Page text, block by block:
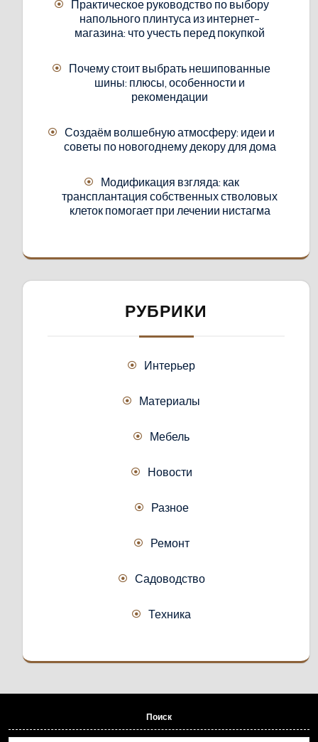
Практическое руководство по выбору
напольного плинтуса из интернет-
магазина: что учесть перед покупкой
Почему стоит выбрать нешипованные
шины: плюсы, особенности и
рекомендации
Создаём волшебную атмосферу: идеи и
советы по новогоднему декору для дома
Модификация взгляда: как
трансплантация собственных стволовых
клеток помогает при лечении нистагма
РУБРИКИ
Интерьер
Материалы
Мебель
Новости
Разное
Ремонт
Садоводство
Техника
Поиск